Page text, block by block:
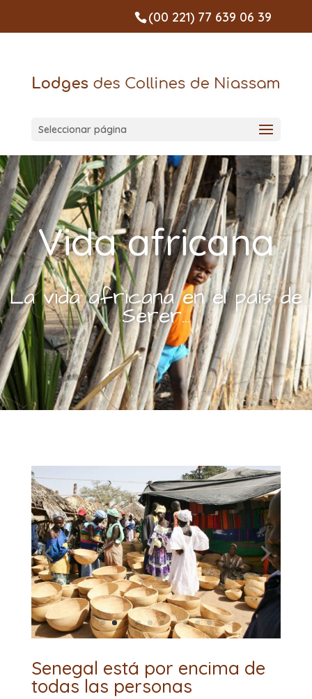
(00 221) 77 639 06 39
Seleccionar página
Vida africana
La vida africana en el país de
Serer...
Senegal está por encima de
todas las personas